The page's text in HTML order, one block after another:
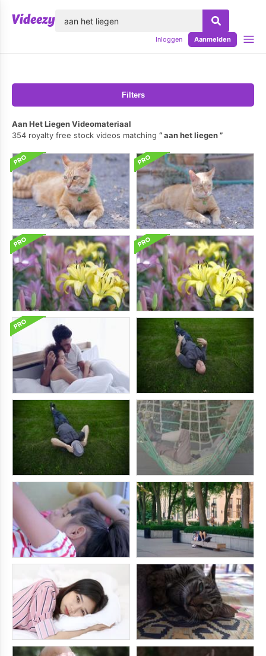
Inloggen Aanmelden
Filters
Aan Het Liegen Videomateriaal
354 royalty free stock videos matching
aan het liegen